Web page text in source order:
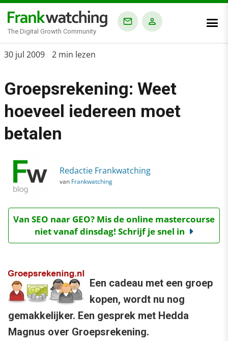
The Digital Growth Community
Home
Blog
›
Groepsrekening: Weet hoeveel iedereen moet betalen
30 jul 2009 2 min lezen
Groepsrekening: Weet
hoeveel iedereen moet
betalen
Redactie Frankwatching
van Frankwatching
Van SEO naar GEO? Mis de online mastercourse
niet vanaf dinsdag! Schrijf je snel in
Een cadeau met een groep
kopen, wordt nu nog
gemakkelijker. Een gesprek met Hedda
Magnus over Groepsrekening.